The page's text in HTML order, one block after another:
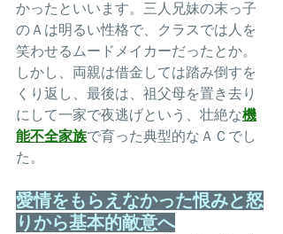
かったといいます。三人兄妹の末っ子
のＡは明るい性格で、クラスでは人を
笑わせるムードメイカーだったとか。
しかし、両親は借金しては踏み倒すを
くり返し、最後は、祖父母を置き去り
にして一家で夜逃げという、壮絶な機
能不全家族で育った典型的なＡＣでし
た。
愛情をもらえなかった恨みと怒
りから基本的敵意へ